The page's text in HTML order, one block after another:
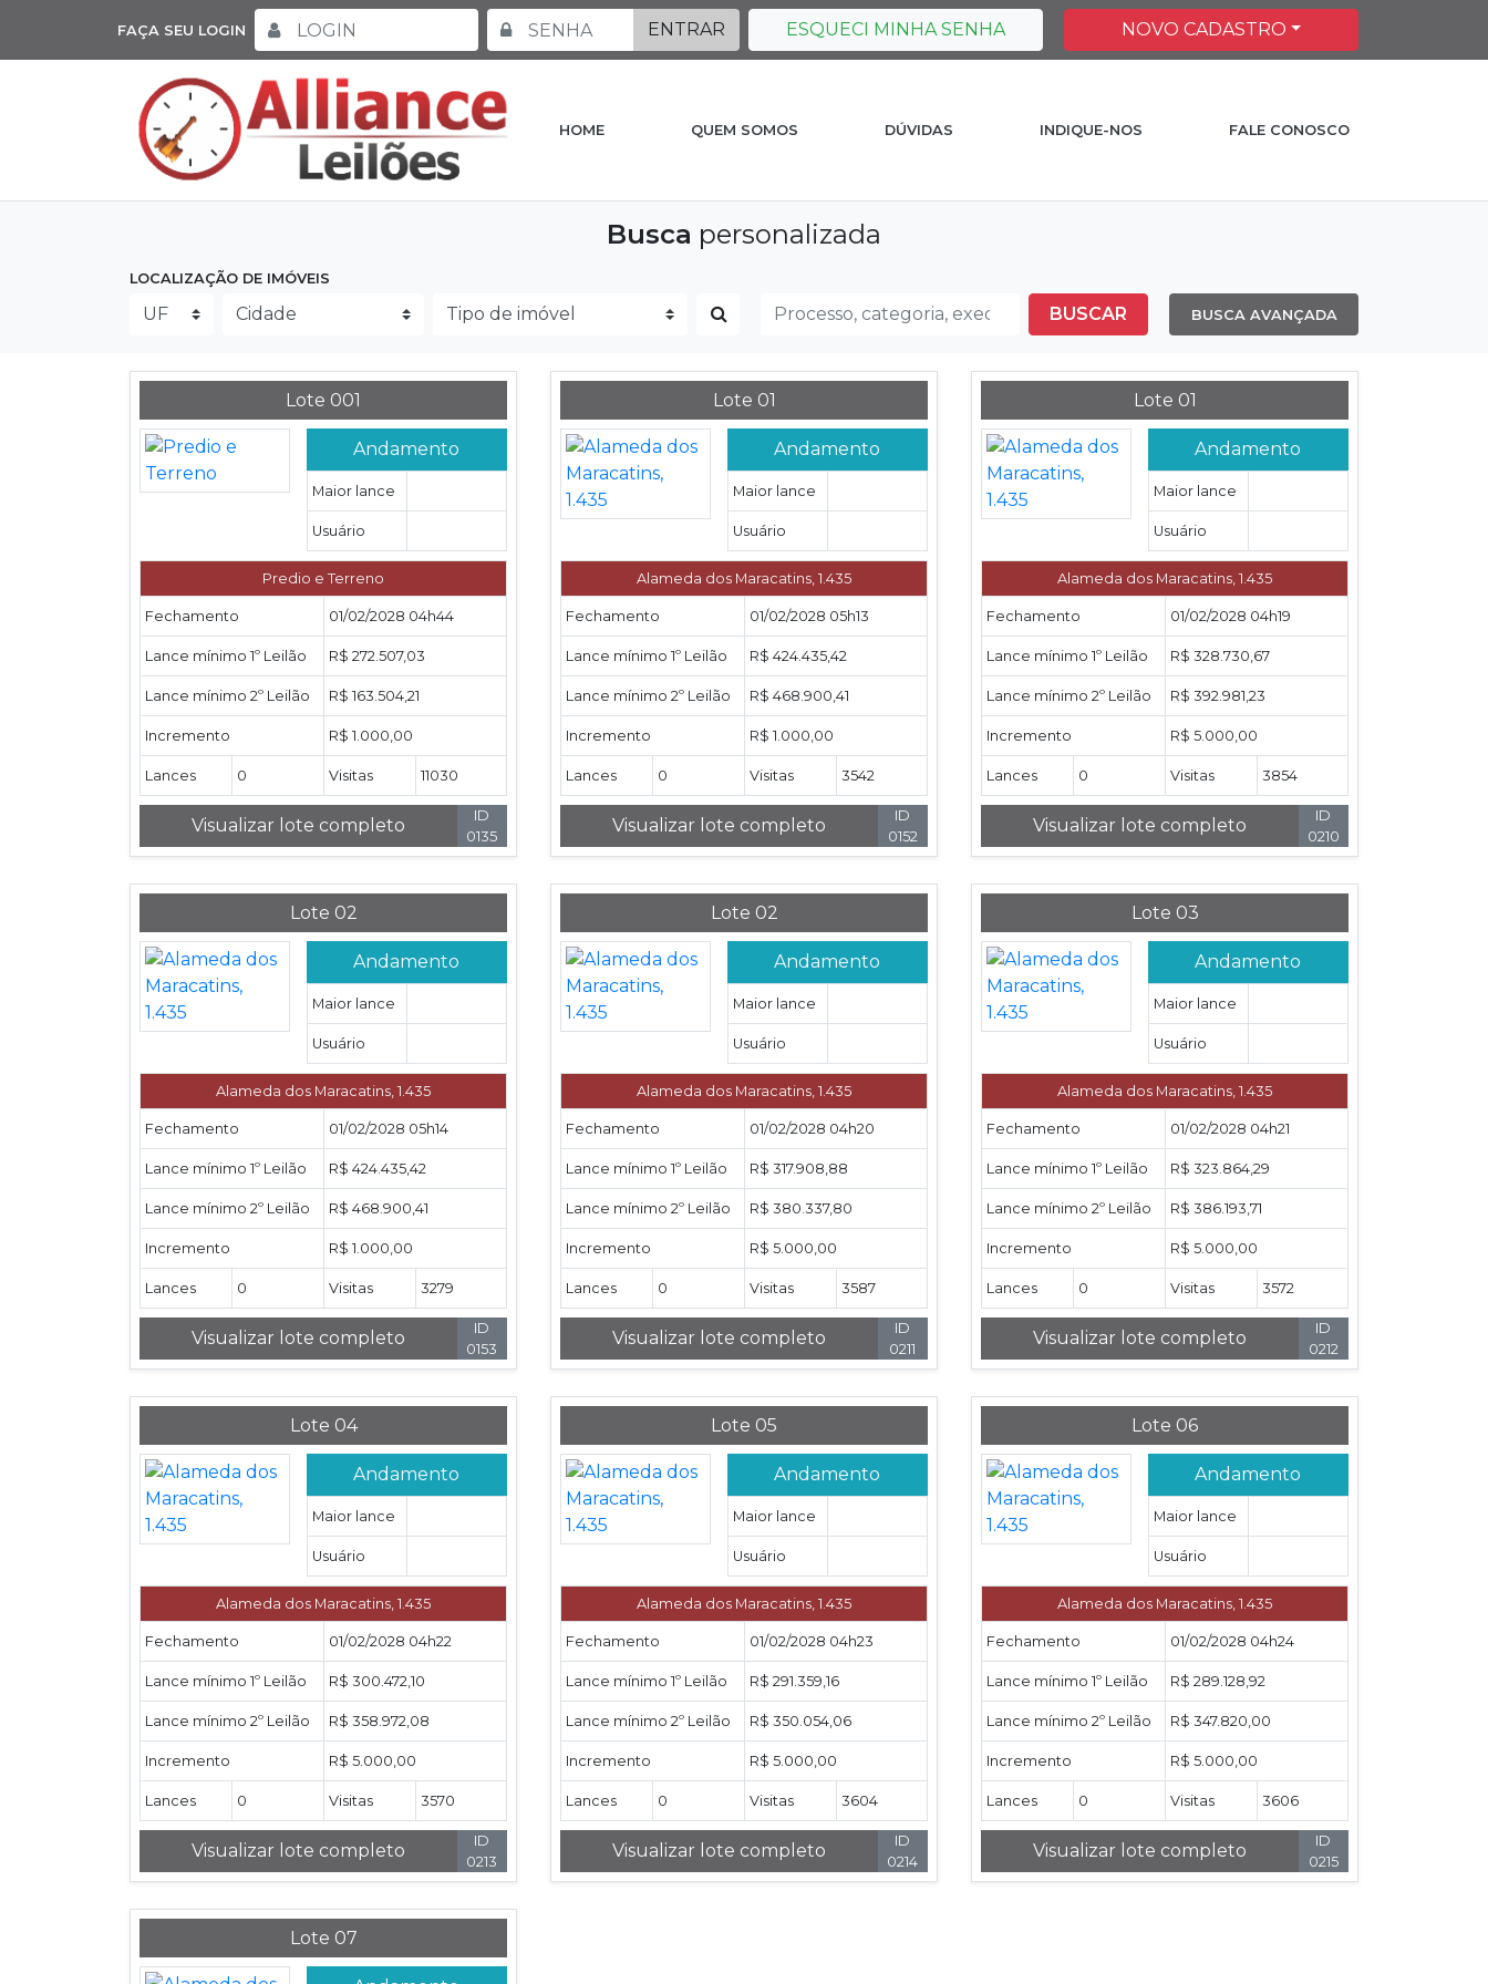
FAÇA SEU LOGIN ENTRAR ESQUECI MINHA SENHA NOVO CADASTRO
HOME QUEM SOMOS DÚVIDAS INDIQUE-NOS FALE CONOSCO
Busca personalizada
LOCALIZAÇÃO DE IMÓVEIS
BUSCAR BUSCA AVANÇADA
Lote 001
Andamento
Maior lance
Usuário
Predio e Terreno
Fechamento 01/02/2028 04h44
Lance mínimo 1º Leilão R$ 272.507,03
Lance mínimo 2º Leilão R$ 163.504,21
Incremento R$ 1.000,00
Lances 0 Visitas 11030
Visualizar lote completo
ID
0135
Lote 01
Andamento
Maior lance
Usuário
Alameda dos Maracatins, 1.435
Fechamento 01/02/2028 05h13
Lance mínimo 1º Leilão R$ 424.435,42
Lance mínimo 2º Leilão R$ 468.900,41
Incremento R$ 1.000,00
Lances 0 Visitas 3542
Visualizar lote completo
ID
0152
Lote 01
Andamento
Maior lance
Usuário
Alameda dos Maracatins, 1.435
Fechamento 01/02/2028 04h19
Lance mínimo 1º Leilão R$ 328.730,67
Lance mínimo 2º Leilão R$ 392.981,23
Incremento R$ 5.000,00
Lances 0 Visitas 3854
Visualizar lote completo
ID
0210
Lote 02
Andamento
Maior lance
Usuário
Alameda dos Maracatins, 1.435
Fechamento 01/02/2028 05h14
Lance mínimo 1º Leilão R$ 424.435,42
Lance mínimo 2º Leilão R$ 468.900,41
Incremento R$ 1.000,00
Lances 0 Visitas 3279
Visualizar lote completo
ID
0153
Lote 02
Andamento
Maior lance
Usuário
Alameda dos Maracatins, 1.435
Fechamento 01/02/2028 04h20
Lance mínimo 1º Leilão R$ 317.908,88
Lance mínimo 2º Leilão R$ 380.337,80
Incremento R$ 5.000,00
Lances 0 Visitas 3587
Visualizar lote completo
ID
0211
Lote 03
Andamento
Maior lance
Usuário
Alameda dos Maracatins, 1.435
Fechamento 01/02/2028 04h21
Lance mínimo 1º Leilão R$ 323.864,29
Lance mínimo 2º Leilão R$ 386.193,71
Incremento R$ 5.000,00
Lances 0 Visitas 3572
Visualizar lote completo
ID
0212
Lote 04
Andamento
Maior lance
Usuário
Alameda dos Maracatins, 1.435
Fechamento 01/02/2028 04h22
Lance mínimo 1º Leilão R$ 300.472,10
Lance mínimo 2º Leilão R$ 358.972,08
Incremento R$ 5.000,00
Lances 0 Visitas 3570
Visualizar lote completo
ID
0213
Lote 05
Andamento
Maior lance
Usuário
Alameda dos Maracatins, 1.435
Fechamento 01/02/2028 04h23
Lance mínimo 1º Leilão R$ 291.359,16
Lance mínimo 2º Leilão R$ 350.054,06
Incremento R$ 5.000,00
Lances 0 Visitas 3604
Visualizar lote completo
ID
0214
Lote 06
Andamento
Maior lance
Usuário
Alameda dos Maracatins, 1.435
Fechamento 01/02/2028 04h24
Lance mínimo 1º Leilão R$ 289.128,92
Lance mínimo 2º Leilão R$ 347.820,00
Incremento R$ 5.000,00
Lances 0 Visitas 3606
Visualizar lote completo
ID
0215
Lote 07